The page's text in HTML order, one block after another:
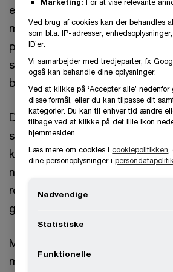
elektrificering af fjernvarmen,
mængder stabil strøm. Derfor
produktionskapacitet ny i form
solcelleparker, samt power-to-
batteriparker så
Derfor er der i øjeblikket gang i
store infrastrukturprojekter, og
kommende år. I løbet af
ny havvindudbud, og selvom
rejst til havs, skal strømmen
gennem landet.
Mange af energianlæggene
med lav befolkningstæthed, især
Marketing: For at vise relevante
Ved brug af cookies kan der behandles
som bl.a. IP-adresser,
ID’er.
Vi samarbejder med tredjeparter, fx
også kan behandle dine oplysninger.
Ved at klikke på ‘Accepter alle’
disse formål, eller du kan tilpasse dit
kategorier. Du kan til enhver tid ændre
tilbage ved at klikke på det lille ikon
hjemmesiden.
Læs mere om cookies icookiepolitikken
dine personoplysninger i
Nødvendige
Statistiske
Funktionelle